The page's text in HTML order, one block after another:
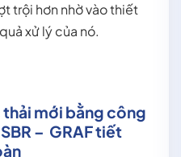
trội hơn nhờ vào thiết
xử lý của nó.
mới bằng công
– GRAF tiết